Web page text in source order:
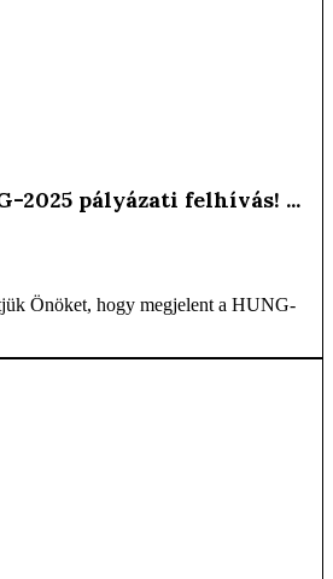
2025 pályázati felhívás! ...
Önöket, hogy megjelent a HUNG-